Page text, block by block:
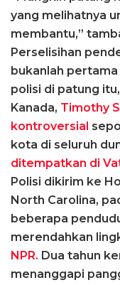
yang melihatnya
membantu,”
Perselisihan
bukanlah
polisi di patung
Kanada, Timothy
kontroversial
kota di seluruh
ditempatkan di
Polisi dikirim ke
North Carolina,
beberapa
merendahkan
NPR. Dua tahun
menanggapi